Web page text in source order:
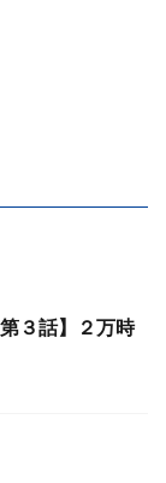
３話】２万時